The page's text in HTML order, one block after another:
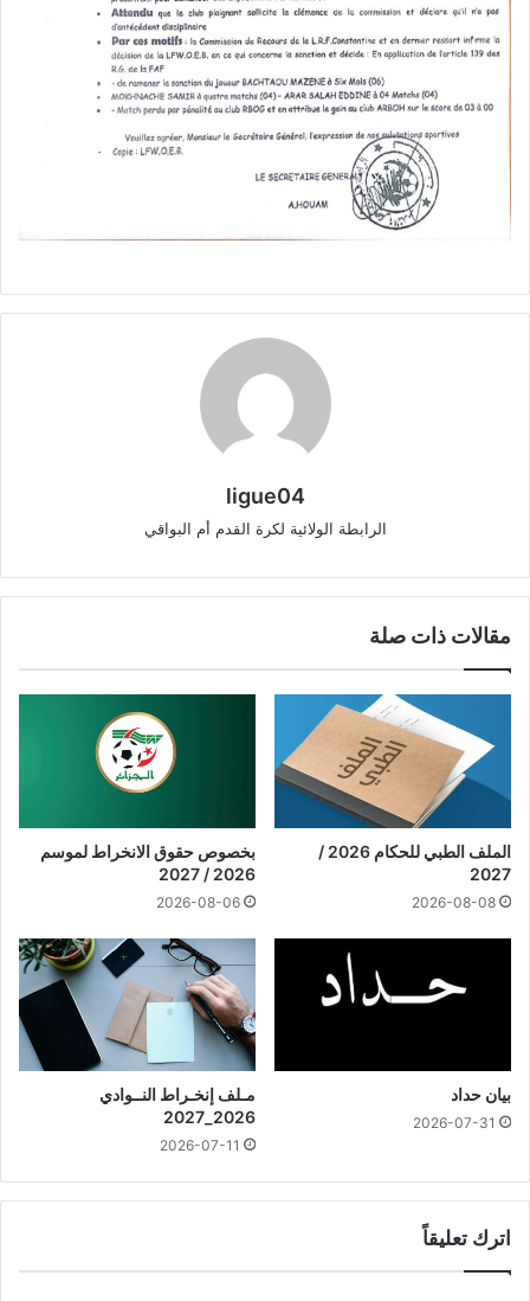
ligue04
الرابطة الولائية لكرة القدم أم البواقي
مقالات ذات صلة
الملف الطبي للحكام 2026 /
2027
2026-08-08
بخصوص حقوق الانخراط لموسم
2026 / 2027
2026-08-06
بيان حداد
2026-07-31
مـلف إنخـراط النــوادي
2026_2027
2026-07-11
اترك تعليقاً